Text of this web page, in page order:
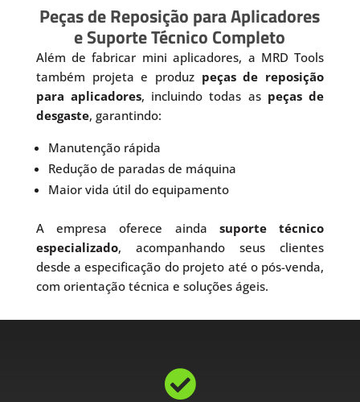
Peças de Reposição para Aplicadores
e Suporte Técnico Completo
Além de fabricar mini aplicadores, a MRD Tools
também projeta e produz peças de reposição
para aplicadores, incluindo todas as peças de
desgaste, garantindo:
Manutenção rápida
Redução de paradas de máquina
Maior vida útil do equipamento
A empresa oferece ainda suporte técnico
especializado, acompanhando seus clientes
desde a especificação do projeto até o pós-venda,
com orientação técnica e soluções ágeis.
